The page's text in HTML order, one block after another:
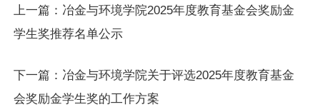
上一篇： 冶金与环境学院2025年度教育基金会奖励金
学生奖推荐名单公示
下一篇： 冶金与环境学院关于评选2025年度教育基金
会奖励金学生奖的工作方案